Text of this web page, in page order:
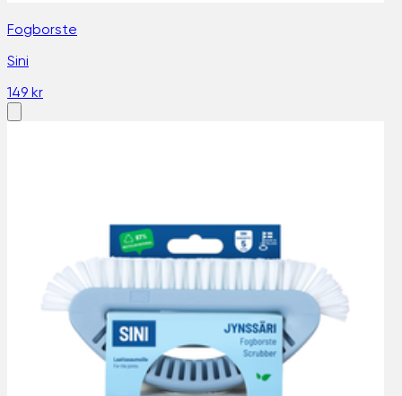
Fogborste
Sini
149 kr